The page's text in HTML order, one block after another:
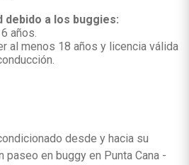
debido a los buggies:
años.
al menos 18 años y licencia válida
desde y hacia su
paseo en buggy en Punta Cana -